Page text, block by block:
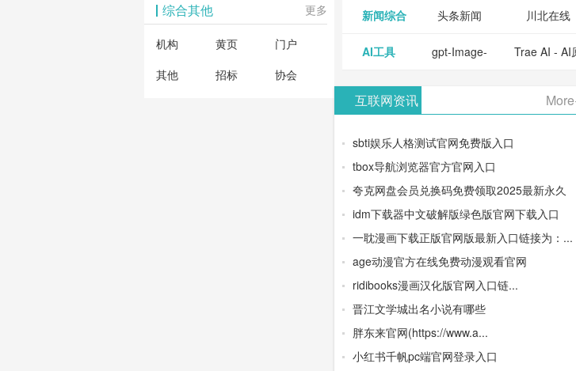
综合其他 更多
机构 黄页
门户
其他
招标 协会
新闻综合 头条新闻 川北在线
AI工具 gpt-Image-
器
Trae AI - AI
pro与
DeepSeek模
互联网资讯
sbti娱乐人格测试官网免费版入口
tbox导航浏览器官方官网入口
夸克网盘会员兑换码免费领取2025最新永久
idm下载器中文破解版绿色版官网下载入口
一耽漫画下载正版官网版最新入口链接为：...
age动漫官方在线免费动漫观看官网
ridibooks漫画汉化版官网入口链...
晋江文学城出名小说有哪些
胖东来官网(https://www.a...
小红书千帆pc端官网登录入口